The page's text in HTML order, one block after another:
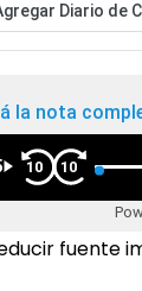
Diario de
la nota
10 10
fuente